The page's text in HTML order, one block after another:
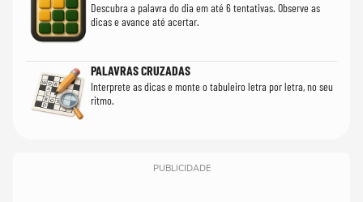
Descubra a palavra do dia em até 6 tentativas. Observe as
dicas e avance até acertar.
PALAVRAS CRUZADAS
Interprete as dicas e monte o tabuleiro letra por letra, no seu
ritmo.
PUBLICIDADE